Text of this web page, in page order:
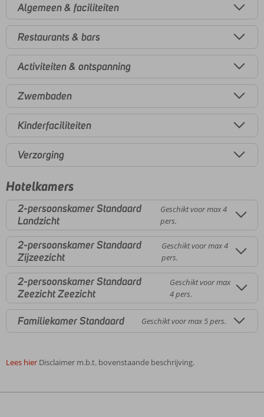
Algemeen & faciliteiten
Restaurants & bars
Activiteiten & ontspanning
Zwembaden
Kinderfaciliteiten
Verzorging
Hotelkamers
2-persoonskamer Standaard
Landzicht
Geschikt voor max 4
pers.
2-persoonskamer Standaard
Zijzeezicht
Geschikt voor max 4
pers.
2-persoonskamer Standaard
Zeezicht Zeezicht
Geschikt voor max
4 pers.
Familiekamer Standaard Geschikt voor max 5 pers.
Lees hier Disclaimer m.b.t. bovenstaande beschrijving.